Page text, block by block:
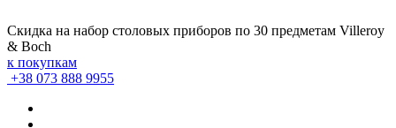
Скидка на набор столовых приборов по 30 предметам Villeroy
& Boch
к покупкам
+38 073 888 9955